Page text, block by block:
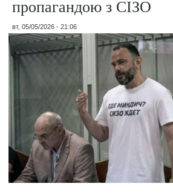
пропагандою з СІЗО
вт, 05/05/2026 - 21:06